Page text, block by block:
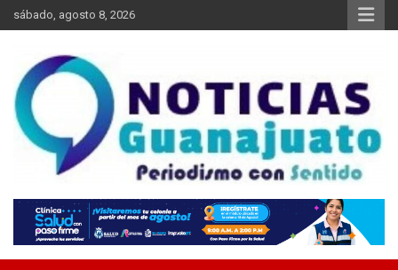
Skip
to
sábado, agosto 8, 2026
Noticias Guanajuato